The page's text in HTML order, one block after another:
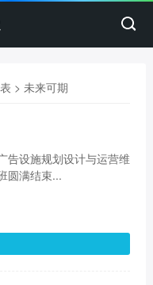
> 未来可期
告设施规划设计与运营维
圆满结束...